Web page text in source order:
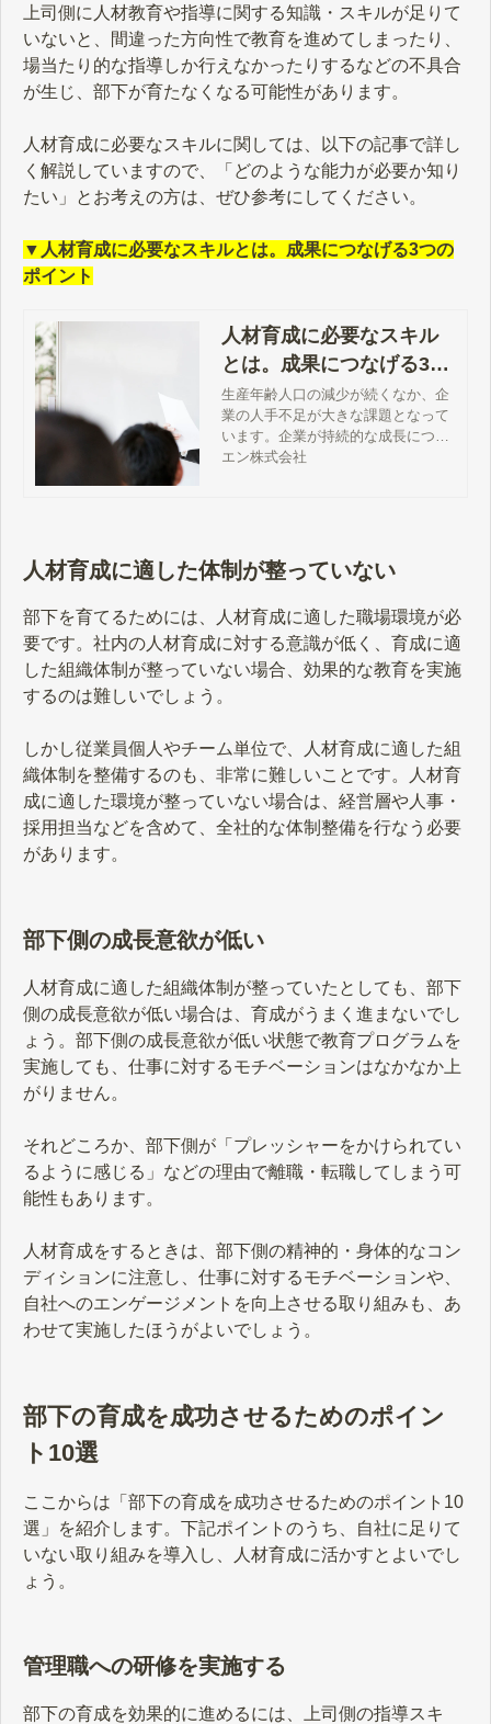
上司側に人材教育や指導に関する知識・スキルが足りて
いないと、間違った方向性で教育を進めてしまったり、
場当たり的な指導しか行えなかったりするなどの不具合
が生じ、部下が育たなくなる可能性があります。
人材育成に必要なスキルに関しては、以下の記事で詳し
く解説していますので、「どのような能力が必要か知り
たい」とお考えの方は、ぜひ参考にしてください。
▼人材育成に必要なスキルとは。成果につなげる3つの
ポイント
人材育成に必要なスキル
とは。成果につなげる3つ
のポイント
生産年齢人口の減少が続くなか、企
業の人手不足が大きな課題となって
います。企業が持続的な成長につな
げるには、これからの時代に求めら
エン株式会社
人材育成に適した体制が整っていない
部下を育てるためには、人材育成に適した職場環境が必
要です。社内の人材育成に対する意識が低く、育成に適
した組織体制が整っていない場合、効果的な教育を実施
するのは難しいでしょう。
しかし従業員個人やチーム単位で、人材育成に適した組
織体制を整備するのも、非常に難しいことです。人材育
成に適した環境が整っていない場合は、経営層や人事・
採用担当などを含めて、全社的な体制整備を行なう必要
があります。
部下側の成長意欲が低い
人材育成に適した組織体制が整っていたとしても、部下
側の成長意欲が低い場合は、育成がうまく進まないでし
ょう。部下側の成長意欲が低い状態で教育プログラムを
実施しても、仕事に対するモチベーションはなかなか上
がりません。
それどころか、部下側が「プレッシャーをかけられてい
るように感じる」などの理由で離職・転職してしまう可
能性もあります。
人材育成をするときは、部下側の精神的・身体的なコン
ディションに注意し、仕事に対するモチベーションや、
自社へのエンゲージメントを向上させる取り組みも、あ
わせて実施したほうがよいでしょう。
部下の育成を成功させるためのポイン
ト10選
ここからは「部下の育成を成功させるためのポイント10
選」を紹介します。下記ポイントのうち、自社に足りて
いない取り組みを導入し、人材育成に活かすとよいでし
ょう。
管理職への研修を実施する
部下の育成を効果的に進めるには、上司側の指導スキ